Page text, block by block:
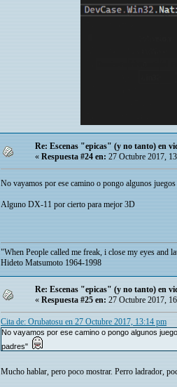
Re: Escenas "epicas" (y no tanto) en
«Respuesta #24 en:27 Octubre 2017,
No vayamos por ese camino o pongo algunos
Alguno DX-11 por cierto para mejor 3D
"When People called me freak, i close my eyes and
Hideto Matsumoto 1964-1998
Re: Escenas "epicas" (y no tanto) en
« Respuesta #25 en: 27 Octubre 2017,
Cita de: Orubatosu en 27 Octubre 2017, 13:14 pm
No vayamos por ese camino o pongo algunos
padres"
Mucho hablar, pero poco mostrar. Perro ladrador,